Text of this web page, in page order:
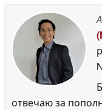
отвечаю за